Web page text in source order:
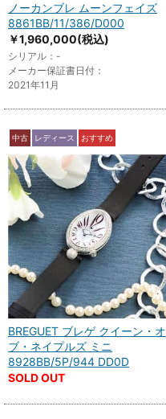
ノーカンブレ ムーンフェイズ
8861BB/11/386/D000
￥1,960,000(税込)
シリアル：-
メーカー保証書日付：
2021年11月
中古 レディース おすすめ
BREGUET ブレゲ クイーン・オ
ブ・ネイプルズ ミニ
8928BB/5P/944 DD0D
SOLD OUT